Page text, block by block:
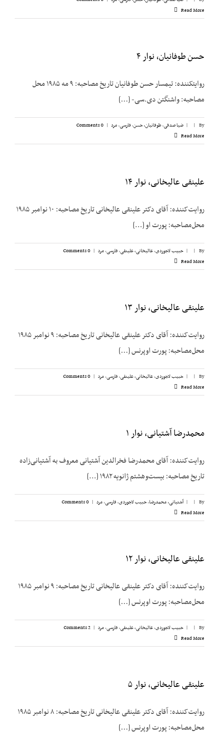
Read More
حسن طوفانیان، نوار ۴
روایت­کننده: تیمسار حسن طوفانیان تاریخ مصاحبه: ۹ مه ۱۹۸۵ محل
مصاحبه: واشنگتن دی.سی- [...]
By
|
| ضیا صدقی,طوفانیان، حسن,فارسی,مرد |
0 Comments
Read More
علینقی عالیخانی، نوار ۱۴
روایت‌کننده: آقای دکتر علینقی عالیخانی تاریخ مصاحبه: ۱۰ نوامبر ۱۹۸۵
محل‌مصاحبه: پورت او [...]
By
|
| حبیب لاجوردی,عالیخانی، علینقی,فارسی,مرد |
0 Comments
Read More
علینقی عالیخانی، نوار ۱۳
روایت‌کننده: آقای دکتر علینقی عالیخانی تاریخ مصاحبه: ۹ نوامبر ۱۹۸۵
محل‌مصاحبه: پورت اوپرنس [...]
By
|
| حبیب لاجوردی,عالیخانی، علینقی,فارسی,مرد |
0 Comments
Read More
محمدرضا آشتیانی، نوار ۱
روایت‌کننده: آقای محمدرضا فخرالدین آشتیانی معروف به آشتیانی‌زاده
تاریخ مصاحبه: بیست‌وهشتم ژانویه ۱۹۸۲ [...]
By
|
| آشتیانی، محمدرضا,حبیب لاجوردی,فارسی,مرد |
0 Comments
Read More
علینقی عالیخانی، نوار ۱۲
روایت‌کننده: آقای دکتر علینقی عالیخانی تاریخ مصاحبه: ۹ نوامبر ۱۹۸۵
محل‌مصاحبه: پورت اوپرنس [...]
By
|
| حبیب لاجوردی,عالیخانی، علینقی,فارسی,مرد |
2 Comments
Read More
علینقی عالیخانی، نوار ۵
روایت‌کننده: آقای دکتر علینقی عالیخانی تاریخ مصاحبه: ۸ نوامبر ۱۹۸۵
محل‌مصاحبه: پورت اوپرنس [...]